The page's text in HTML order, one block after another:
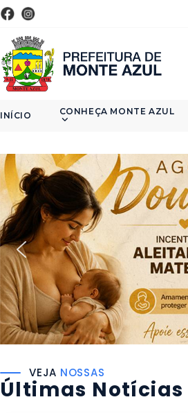
INÍCIO CONHEÇA MONTE AZUL
VEJA NOSSAS
Últimas Notícias